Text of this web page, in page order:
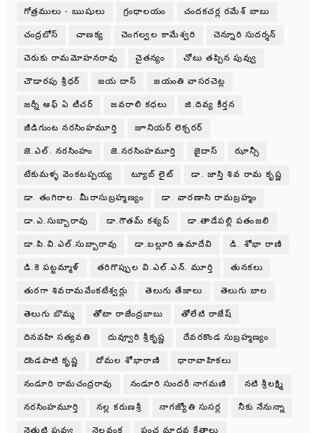
గోత్రములు - ఋషులు గ్రంధాలయం చందకచర్ల రమేశ్ బాబు
చంద్రబోస్ చాణక్య చెంగల్వల కామేశ్వరి చెన్నూరి సుదర్శన్
చెరుకు రామమోహనరావు చైతన్యం చోటు తప్పిన పువ్వు
చౌడారపు శ్రీధర్ జయ దాస్ జయంతి వాసరచెట్ల
జర్నీ ఆఫ్ ఏ టీచర్ జవరాలి కధలు జి.దివ్య కీర్తన
జీడిగుంట నరసింహమూర్తి జూనియర్ లెక్చరర్
జె.ఎల్. నరసింహం జె.నరసింహమూర్తి జైదాస్ ఝాన్సీ
టేకుమళ్ళ వెంకటప్పయ్య ట్యూబ్ లైట్ డా. జాస్తి శివ రామ కృష్ణ
డా. తంగిరాల. మీరాసుబ్రహ్మణ్యం డా. వారణాసి రామబ్రహ్మం
డా.ఎ.సుబ్బారావు డా.గౌతమ్ కశ్యప్ డా.తాడేపల్లి పతంజలి
డా.పి.వి.ఎల్.సుబ్బారావు డా.బల్లూరి ఉమాదేవి డి. శోభా రాణి
డి.కె పట్టమ్మాళ్ తరిగొప్పుల వి.ఎల్.ఎన్. మూర్తి తునకలు
తురగా శివరామవేంకటేశ్వర్లు తెలుగు తేజాలు తెలుగు బాల
తెలుగు బొమ్మ తోటా రాజేంద్రబాబు తోలేటి రాజేష్
దినవహి సత్యవతి దువ్వూరి శ్రీకృష్ణ దేవరకొండ సుబ్రహ్మణ్యం
దొండపాటి కృష్ణ దోమల శోభారాణి ధారావాహికలు
నండూరి రామచంద్రరావు నండూరి సుందరీ నాగమణి నటి శ్రీలక్ష్మి
నరసింహమూర్తి నల్ల కరుణశ్రీ నాగజ్యోతి సుసర్ల నీకు నేనున్నా
నెత్తుటి పువ్వు నెలవంక పంచ మాధవ క్షేత్రాలు